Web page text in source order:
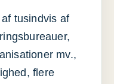
tusindvis af
mv.,
flere